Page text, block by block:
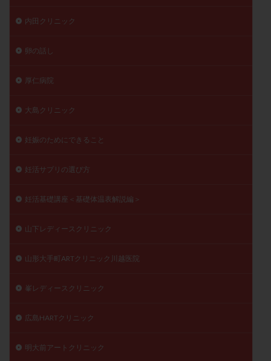
内田クリニック
卵の話し
厚仁病院
大島クリニック
妊娠のためにできること
妊活サプリの選び方
妊活基礎講座＜基礎体温表解説編＞
山下レディースクリニック
山形大手町ARTクリニック川越医院
峯レディースクリニック
広島HARTクリニック
明大前アートクリニック